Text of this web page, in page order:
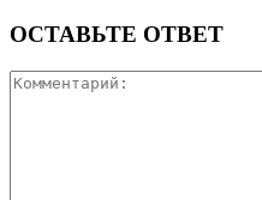
ОСТАВЬТЕ ОТВЕТ